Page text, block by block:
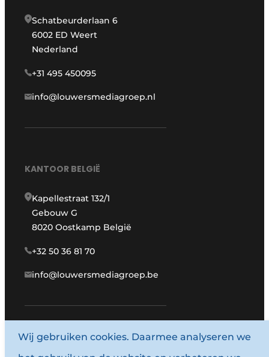
Schatbeurderlaan 6
6002 ED Weert
Nederland
+31 495 450095
info@louwersmediagroep.nl
KANTOOR BELGIË
Kapellestraat 132/1
Gebouw G
8020 Oostkamp België
+32 50 36 81 70
info@louwersmediagroep.be
www.louwersmediagroep.com
Wij gebruiken cookies. Daarmee analyseren we